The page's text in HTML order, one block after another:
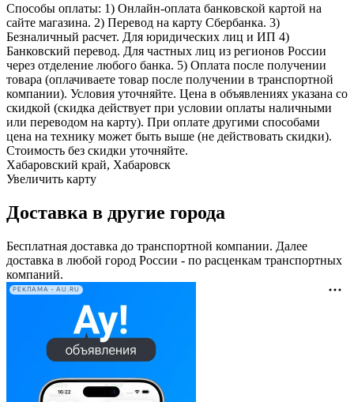
Способы оплаты: 1) Онлайн-оплата банковской картой на
сайте магазина. 2) Перевод на карту Сбербанка. 3)
Безналичный расчет. Для юридических лиц и ИП 4)
Банковский перевод. Для частных лиц из регионов России
через отделение любого банка. 5) Оплата после получении
товара (оплачиваете товар после получении в транспортной
компании). Условия уточняйте. Цена в объявлениях указана со
скидкой (скидка действует при условии оплаты наличными
или переводом на карту). При оплате другими способами
цена на технику может быть выше (не действовать скидки).
Стоимость без скидки уточняйте.
Хабаровский край, Хабаровск
Увеличить карту
Доставка в другие города
Бесплатная доставка до транспортной компании. Далее
доставка в любой город России - по расценкам транспортных
компаний.
РЕКЛАМА • AU.RU